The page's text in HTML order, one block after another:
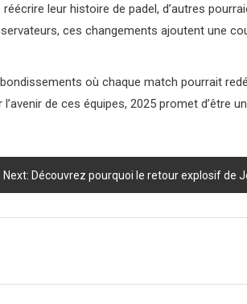
leur histoire de padel, d’autres
ces changements ajoutent une
où chaque match pourrait
de ces équipes, 2025 promet d’être
Next: Découvrez pourquoi le retour explosif de Jess Castelló et Aranza Osoro va bouleverser le